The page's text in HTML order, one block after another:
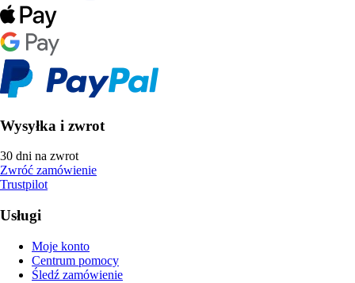
Wysyłka i zwrot
30 dni na zwrot
Zwróć zamówienie
Trustpilot
Usługi
Moje konto
Centrum pomocy
Śledź zamówienie